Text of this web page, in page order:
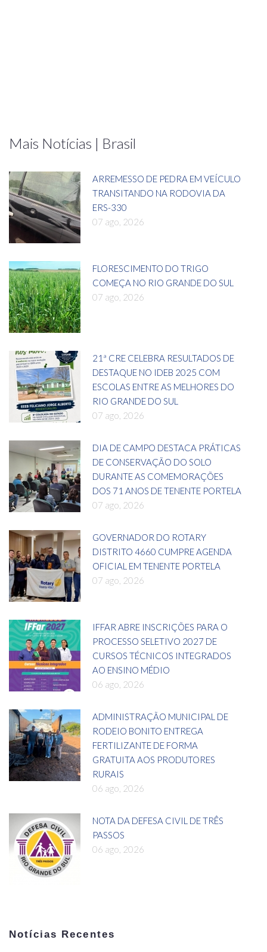
Mais Notícias | Brasil
ARREMESSO DE PEDRA EM VEÍCULO
TRANSITANDO NA RODOVIA DA
ERS-330
07 ago, 2026
FLORESCIMENTO DO TRIGO
COMEÇA NO RIO GRANDE DO SUL
07 ago, 2026
21ª CRE CELEBRA RESULTADOS DE
DESTAQUE NO IDEB 2025 COM
ESCOLAS ENTRE AS MELHORES DO
RIO GRANDE DO SUL
07 ago, 2026
DIA DE CAMPO DESTACA PRÁTICAS
DE CONSERVAÇÃO DO SOLO
DURANTE AS COMEMORAÇÕES
DOS 71 ANOS DE TENENTE PORTELA
07 ago, 2026
GOVERNADOR DO ROTARY
DISTRITO 4660 CUMPRE AGENDA
OFICIAL EM TENENTE PORTELA
07 ago, 2026
IFFAR ABRE INSCRIÇÕES PARA O
PROCESSO SELETIVO 2027 DE
CURSOS TÉCNICOS INTEGRADOS
AO ENSINO MÉDIO
06 ago, 2026
ADMINISTRAÇÃO MUNICIPAL DE
RODEIO BONITO ENTREGA
FERTILIZANTE DE FORMA
GRATUITA AOS PRODUTORES
RURAIS
06 ago, 2026
NOTA DA DEFESA CIVIL DE TRÊS
PASSOS
06 ago, 2026
Notícias Recentes